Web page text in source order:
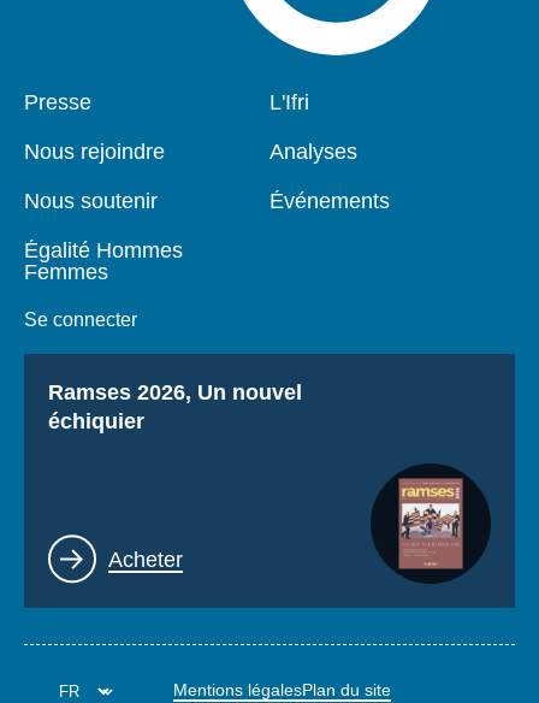
Pied
Presse
Nous rejoindre
Nous soutenir
Égalité Hommes
Femmes
Se connecter
Navigation
L'Ifri
Analyses
Événements
Titre
Ramses 2026, Un nouvel
échiquier
Lien
Acheter
Mentions légalesPlan du site